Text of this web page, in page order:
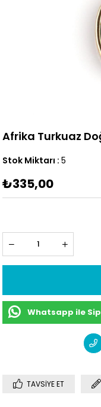
Afrika Turkuaz
Stok Miktarı : 5
₺335,00
Whatsapp ile
TAVSIYE ET